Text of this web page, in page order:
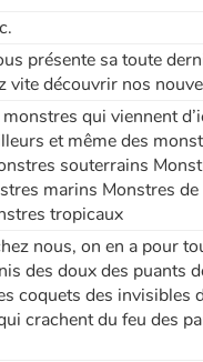
de la lecture
présente sa toute
vite découvrir nos
qui viennent
et même des
souterrains
marins Monstres
tropicaux
nous, on en a pour
des doux des puants
coquets des invisibles
crachent du feu des